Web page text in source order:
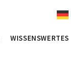
WISSENSWERTES